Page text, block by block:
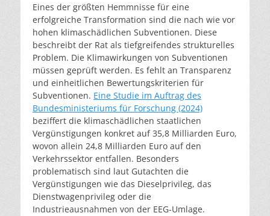
Eines der größten Hemmnisse für eine
erfolgreiche Transformation sind die nach wie vor
hohen klimaschädlichen Subventionen. Diese
beschreibt der Rat als tiefgreifendes strukturelles
Problem. Die Klimawirkungen von Subventionen
müssen geprüft werden. Es fehlt an Transparenz
und einheitlichen Bewertungskriterien für
Subventionen. Eine Studie im Auftrag des
Bundesministeriums für Forschung (2024)
beziffert die klimaschädlichen staatlichen
Vergünstigungen konkret auf 35,8 Milliarden Euro,
wovon allein 24,8 Milliarden Euro auf den
Verkehrssektor entfallen. Besonders
problematisch sind laut Gutachten die
Vergünstigungen wie das Dieselprivileg, das
Dienstwagenprivileg oder die
Industrieausnahmen von der EEG-Umlage.